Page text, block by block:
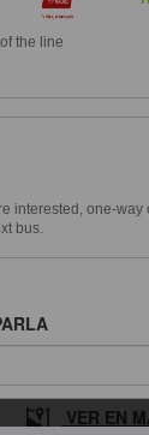
the line
interested, one-
bus.